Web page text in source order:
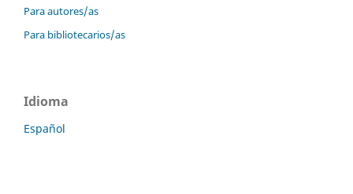
Para autores/as
Para bibliotecarios/as
Idioma
Español